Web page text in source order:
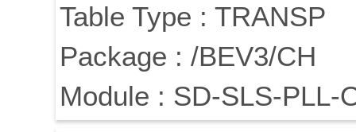
Table Type : TRANSP
Package : /BEV3/CH
Module : SD-SLS-PLL-